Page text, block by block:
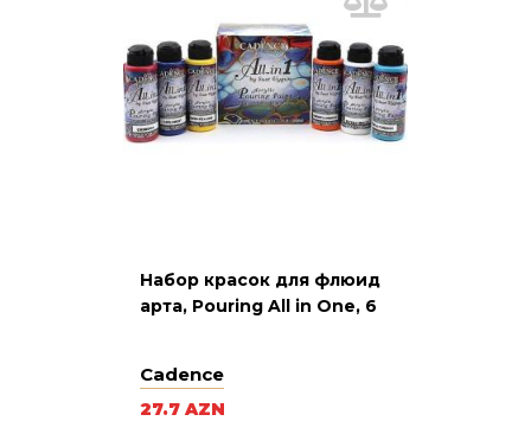
Набор красок для флюид
арта, Pouring All in One, 6
Cadence
27.7 AZN